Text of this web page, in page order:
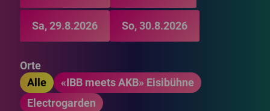
Sa, 29.8.2026 So, 30.8.2026
Orte
Alle
«IBB meets AKB» Eisibühne
Electrogarden